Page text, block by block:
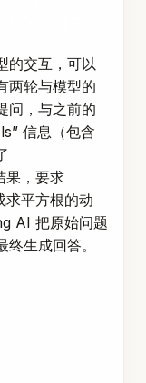
的交互，可以
两轮与模型的
问，与之前的
信息（包含
果，要求
平方根的动
AI 把原始问题
生成回答。